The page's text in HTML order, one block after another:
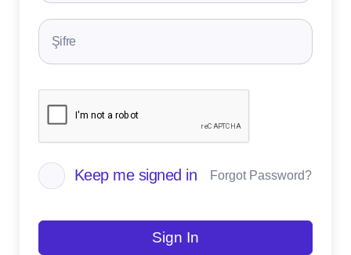
Keep me signed in Forgot Password?
Sign In